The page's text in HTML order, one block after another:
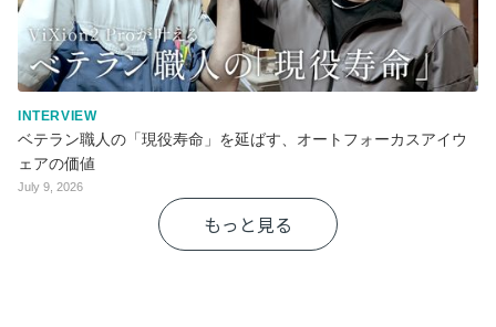
INTERVIEW
ベテラン職人の「現役寿命」を延ばす、オートフォーカスアイウ
ェアの価値
July 9, 2026
もっと見る